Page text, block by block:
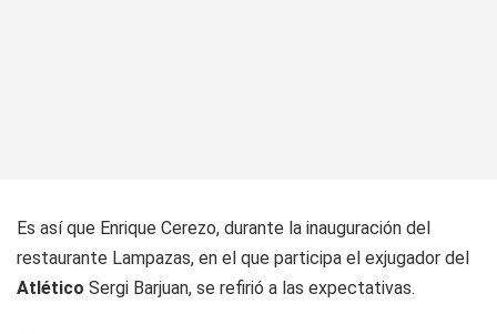
Es así que Enrique Cerezo, durante la inauguración del
restaurante Lampazas, en el que participa el exjugador del
Atlético Sergi Barjuan, se refirió a las expectativas.